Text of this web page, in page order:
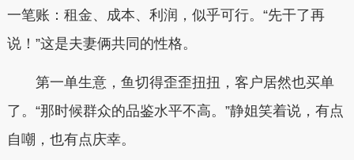
一笔账：租金、成本、利润，似乎可行。“先干了再
说！”这是夫妻俩共同的性格。
第一单生意，鱼切得歪歪扭扭，客户居然也买单
了。“那时候群众的品鉴水平不高。”静姐笑着说，有点
自嘲，也有点庆幸。